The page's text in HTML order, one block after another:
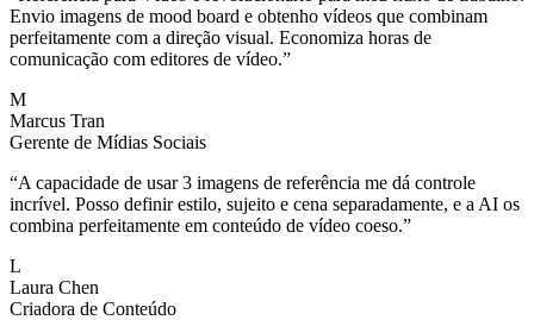
Envio imagens de mood board e obtenho vídeos que combinam
perfeitamente com a direção visual. Economiza horas de
comunicação com editores de vídeo.”
M
Marcus Tran
Gerente de Mídias Sociais
“A capacidade de usar 3 imagens de referência me dá controle
incrível. Posso definir estilo, sujeito e cena separadamente, e a AI os
combina perfeitamente em conteúdo de vídeo coeso.”
L
Laura Chen
Criadora de Conteúdo